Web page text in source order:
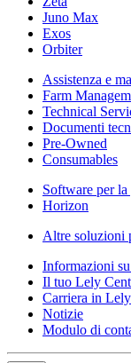
Juno Max
Exos
Orbiter
Assistenza e
Farm
Technical
Documenti
Pre-Owned
Consumables
Software per
Horizon
Altre soluzioni
Informazioni
Il tuo Lely
Carriera in Lely
Notizie
Modulo di